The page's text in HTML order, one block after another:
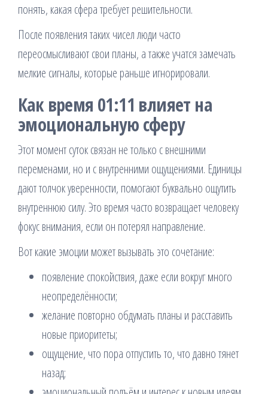
понять, какая сфера требует решительности.
После появления таких чисел люди часто
переосмысливают свои планы, а также учатся замечать
мелкие сигналы, которые раньше игнорировали.
Как время 01:11 влияет на
эмоциональную сферу
Этот момент суток связан не только с внешними
переменами, но и с внутренними ощущениями. Единицы
дают толчок уверенности, помогают буквально ощутить
внутреннюю силу. Это время часто возвращает человеку
фокус внимания, если он потерял направление.
Вот какие эмоции может вызывать это сочетание:
появление спокойствия, даже если вокруг много
неопределённости;
желание повторно обдумать планы и расставить
новые приоритеты;
ощущение, что пора отпустить то, что давно тянет
назад;